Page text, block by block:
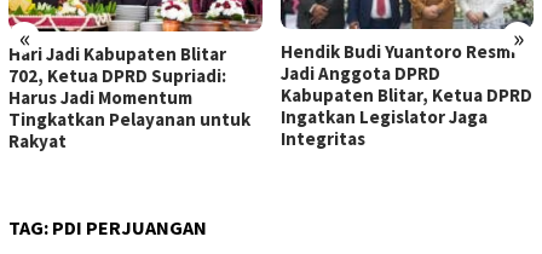
« »
Hendik Budi Yuantoro Resmi
Jadi Anggota DPRD
Kabupaten Blitar, Ketua DPRD
Ingatkan Legislator Jaga
Integritas
DPRD Kabupaten Blitar
KUA-PPAS 2027, Bupati
Rijanto Paparkan Empat
Prioritas Pembangunan
TAG: PDI PERJUANGAN